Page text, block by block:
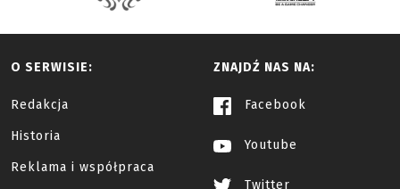
O SERWISIE:
Redakcja
Historia
Reklama i współpraca
ZNAJDŹ NAS NA:
Facebook
Youtube
Twitter